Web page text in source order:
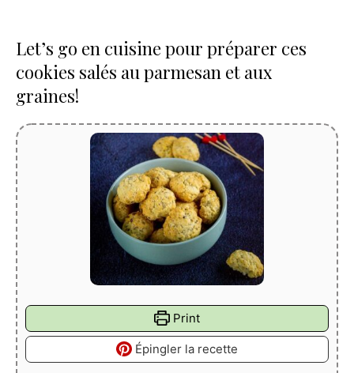
Let’s go en cuisine pour préparer ces
cookies salés au parmesan et aux
graines!
Print
Épingler la recette